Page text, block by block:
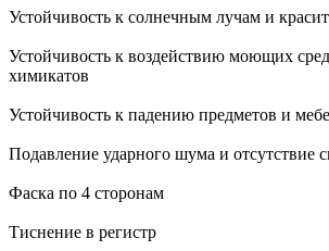
Устойчивость к солнечным лучам и
Устойчивость к воздействию моющих
химикатов
Устойчивость к падению предметов и
Подавление ударного шума и отсутствие
Фаска по 4 сторонам
Тиснение в регистр